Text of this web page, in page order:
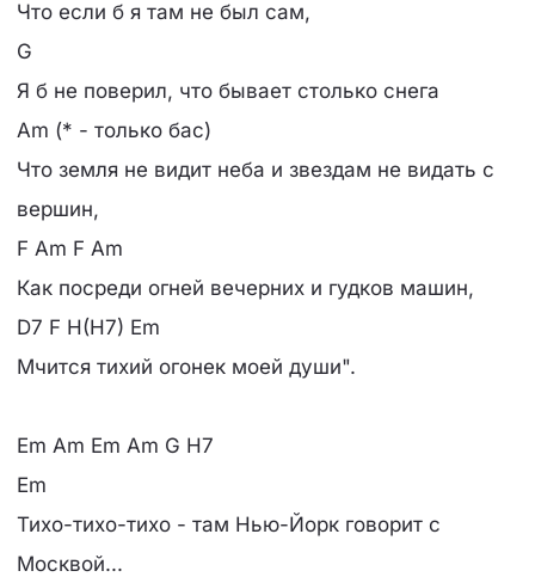
Что если б я там не был сам,
G
Я б не поверил, что бывает столько снега
Am (* - только бас)
Что земля не видит неба и звездам не видать с
вершин,
F Am F Am
Как посреди огней вечерних и гудков машин,
D7 F H(H7) Em
Мчится тихий огонек моей души".
Em Am Em Am G H7
Em
Тихо-тихо-тихо - там Нью-Йорк говорит с
Москвой...